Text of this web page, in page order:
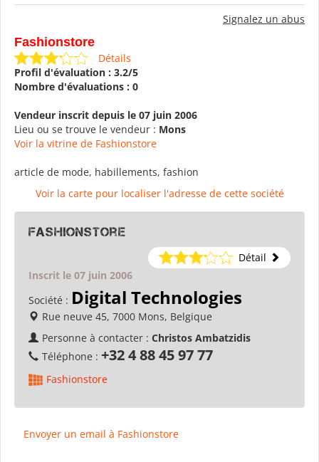
Signalez un abus
Fashionstore
Détails
Profil d'évaluation : 3.2/5
Nombre d'évaluations : 0
Vendeur inscrit depuis le 07 juin 2006
Lieu ou se trouve le vendeur : Mons
Voir la vitrine de Fashionstore
article de mode, habillements, fashion
Voir la carte pour localiser l'adresse de cette société
Fashionstore
Détail
Inscrit le 07 juin 2006
Société : Digital Technologies
Rue neuve 45, 7000 Mons, Belgique
Personne à contacter : Christos Ambatzidis
Téléphone : +32 4 88 45 97 77
Fashionstore
Envoyer un email à Fashionstore